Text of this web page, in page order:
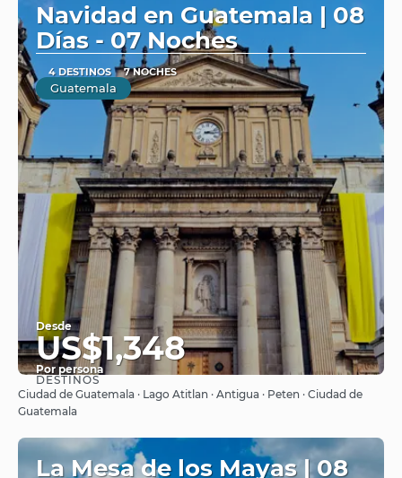
Navidad en Guatemala | 08
Días - 07 Noches
4 DESTINOS 7 NOCHES
Guatemala
Desde
US$1,348
Por persona
Ver
DESTINOS
Ciudad de Guatemala · Lago Atitlan · Antigua · Peten · Ciudad de
Guatemala
La Mesa de los Mayas | 08